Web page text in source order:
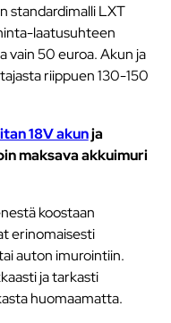
standardimalli LXT
laatusuhteen
vain 50 euroa. Akun ja
riippuen 130-150
18V akunja
maksava akkuimuri
koostaan
erinomaisesti
auton imurointiin.
ja tarkasti
huomaamatta.